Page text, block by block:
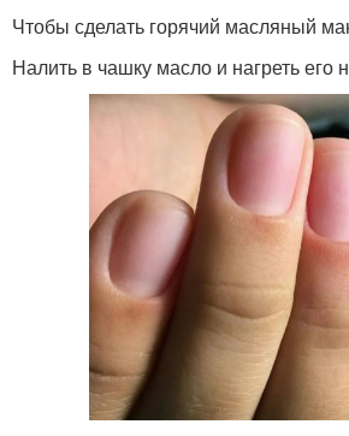
Чтобы сделать горячий масляный
Налить в чашку масло и нагреть его